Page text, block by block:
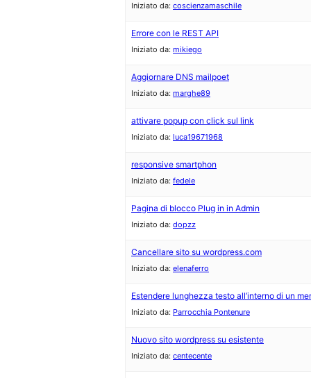
Iniziato da: coscienzamaschile
Errore con le REST API
Iniziato da: mikiego
Aggiornare DNS mailpoet
Iniziato da: marghe89
attivare popup con click sul link
Iniziato da: luca19671968
responsive smartphon
Iniziato da: fedele
Pagina di blocco Plug in in Admin
Iniziato da: dopzz
Cancellare sito su wordpress.com
Iniziato da: elenaferro
Estendere lunghezza testo all’interno di un
Iniziato da: Parrocchia Pontenure
Nuovo sito wordpress su esistente
Iniziato da: centecente